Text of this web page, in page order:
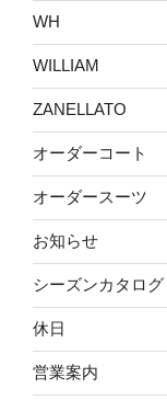
WH
WILLIAM
ZANELLATO
オーダーコート
オーダースーツ
お知らせ
シーズンカタログ
休日
営業案内